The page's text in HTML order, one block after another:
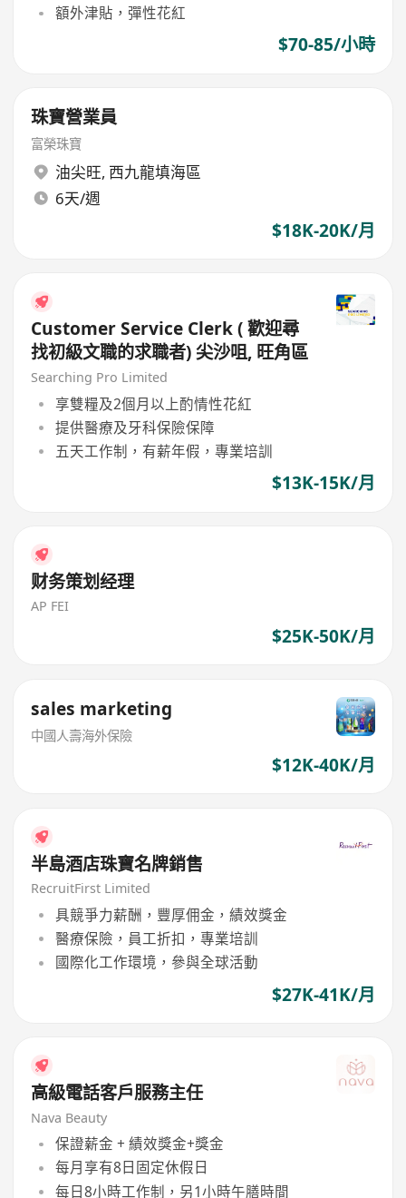
額外津貼，彈性花紅
$70-85/小時
珠寶營業員
富榮珠寶
油尖旺, 西九龍填海區
6天/週
$18K-20K/月
Customer Service Clerk ( 歡迎尋
找初級文職的求職者) 尖沙咀, 旺角區
Searching Pro Limited
享雙糧及2個月以上酌情性花紅
提供醫療及牙科保險保障
五天工作制，有薪年假，專業培訓
$13K-15K/月
财务策划经理
AP FEI
$25K-50K/月
sales marketing
中國人壽海外保險
$12K-40K/月
半島酒店珠寶名牌銷售
RecruitFirst Limited
具競爭力薪酬，豐厚佣金，績效獎金
醫療保險，員工折扣，專業培訓
國際化工作環境，參與全球活動
$27K-41K/月
高級電話客戶服務主任
Nava Beauty
保證薪金 + 績效獎金+獎金
每月享有8日固定休假日
每日8小時工作制，另1小時午膳時間